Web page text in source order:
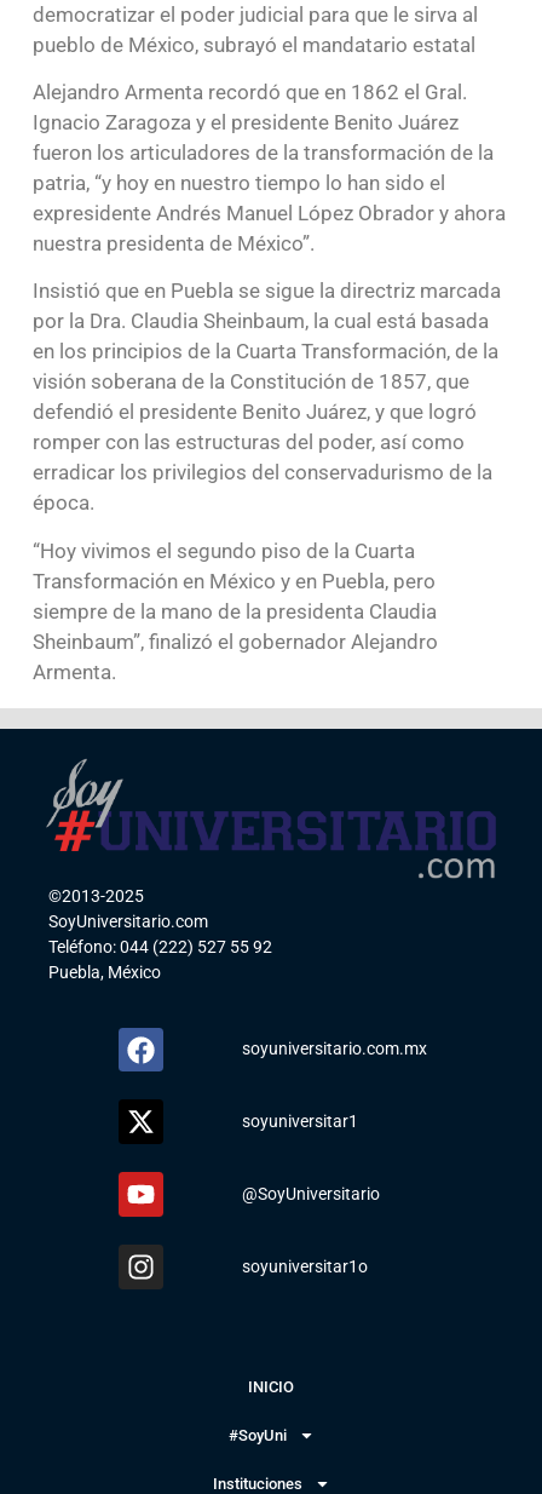
democratizar el poder judicial para que le sirva al
pueblo de México, subrayó el mandatario estatal
Alejandro Armenta recordó que en 1862 el Gral.
Ignacio Zaragoza y el presidente Benito Juárez
fueron los articuladores de la transformación de la
patria, “y hoy en nuestro tiempo lo han sido el
expresidente Andrés Manuel López Obrador y ahora
nuestra presidenta de México”.
Insistió que en Puebla se sigue la directriz marcada
por la Dra. Claudia Sheinbaum, la cual está basada
en los principios de la Cuarta Transformación, de la
visión soberana de la Constitución de 1857, que
defendió el presidente Benito Juárez, y que logró
romper con las estructuras del poder, así como
erradicar los privilegios del conservadurismo de la
época.
“Hoy vivimos el segundo piso de la Cuarta
Transformación en México y en Puebla, pero
siempre de la mano de la presidenta Claudia
Sheinbaum”, finalizó el gobernador Alejandro
Armenta.
©2013-2025
SoyUniversitario.com
Teléfono: 044 (222) 527 55 92
Puebla, México
soyuniversitario.com.mx
soyuniversitar1
@SoyUniversitario
soyuniversitar1o
INICIO
#SoyUni
Instituciones